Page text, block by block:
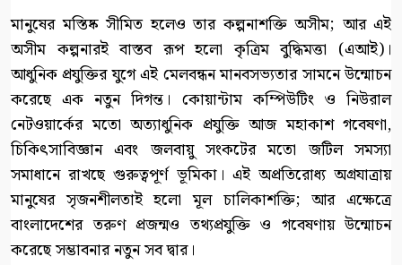
মানুষের মস্তিষ্ক সীমিত হলেও তার কল্পনাশক্তি অসীম; আর এই
অসীম কল্পনারই বাস্তব রূপ হলো কৃত্রিম বুদ্ধিমত্তা (এআই)।
আধুনিক প্রযুক্তির যুগে এই মেলবন্ধন মানবসভ্যতার সামনে উন্মোচন
করেছে এক নতুন দিগন্ত। কোয়ান্টাম কম্পিউটিং ও নিউরাল
নেটওয়ার্কের মতো অত্যাধুনিক প্রযুক্তি আজ মহাকাশ গবেষণা,
চিকিৎসাবিজ্ঞান এবং জলবায়ু সংকটের মতো জটিল সমস্যা
সমাধানে রাখছে গুরুত্বপূর্ণ ভূমিকা। এই অপ্রতিরোধ্য অগ্রযাত্রায়
মানুষের সৃজনশীলতাই হলো মূল চালিকাশক্তি; আর এক্ষেত্রে
বাংলাদেশের তরুণ প্রজন্মও তথ্যপ্রযুক্তি ও গবেষণায় উন্মোচন
করেছে সম্ভাবনার নতুন সব দ্বার।